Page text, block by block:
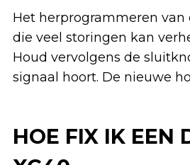
Het herprogrammeren
die veel storingen kan
Houd vervolgens de
signaal hoort. De nieuwe
HOE FIX IK EEN